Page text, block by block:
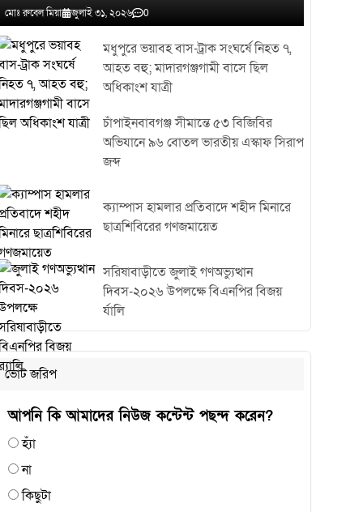
মোঃ রুবেল মিয়া জুলাই ৩১, ২০২৬ 0
মধুপুরে ভয়াবহ বাস-ট্রাক সংঘর্ষে নিহত ৭,
আহত বহু; মাদারগঞ্জগামী বাসে ছিল
অধিকাংশ যাত্রী
চাঁপাইনবাবগঞ্জ সীমান্তে ৫৩ বিজিবির
অভিযানে ৯৬ বোতল ভারতীয় এস্কাফ সিরাপ
জব্দ
ক্যাম্পাস হামলার প্রতিবাদে শহীদ মিনারে
ছাত্রশিবিরের গণজমায়েত
সরিষাবাড়ীতে জুলাই গণঅভ্যুত্থান
দিবস-২০২৬ উপলক্ষে বিএনপির বিজয়
র্যালি
ভোট জরিপ
আপনি কি আমাদের নিউজ কন্টেন্ট পছন্দ করেন?
হ্যাঁ
না
কিছুটা